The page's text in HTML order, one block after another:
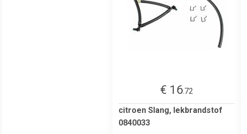
€ 16.72
citroen Slang, lekbrandstof
0840033